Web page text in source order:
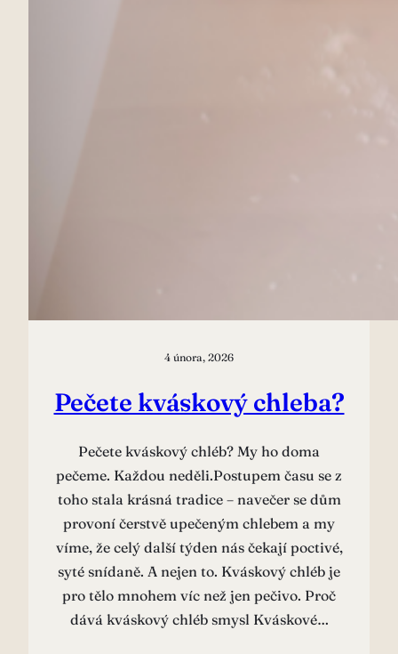
4 února, 2026
Pečete kváskový chleba?
Pečete kváskový chléb? My ho doma
pečeme. Každou neděli.Postupem času se z
toho stala krásná tradice – navečer se dům
provoní čerstvě upečeným chlebem a my
víme, že celý další týden nás čekají poctivé,
syté snídaně. A nejen to. Kváskový chléb je
pro tělo mnohem víc než jen pečivo. Proč
dává kváskový chléb smysl Kváskové…